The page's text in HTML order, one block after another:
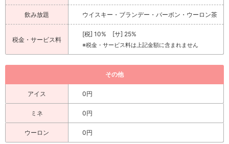
飲み放題 ウイスキー・ブランデー・バーボン・ウーロン茶
税金・サービス料
[税] 10% [サ] 25%
※税金・サービス料は上記金額に含まれません
その他
アイス 0円
ミネ 0円
ウーロン 0円